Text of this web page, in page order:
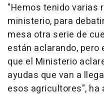
"Hemos tenido varias
ministerio, para
mesa otra serie de
están aclarando,
que el Ministerio
ayudas que van a
esos agricultores", ha